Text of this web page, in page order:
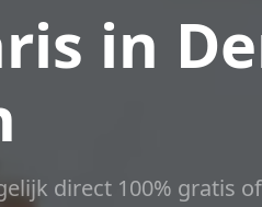
in
direct 100% gratis